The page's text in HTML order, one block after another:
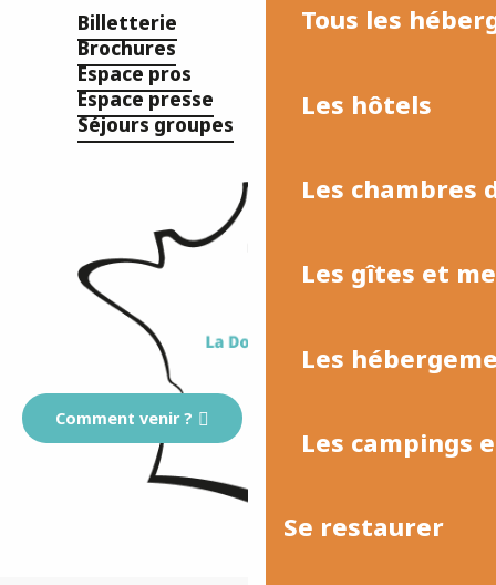
Tous les
Les hôtels
Les chambres
Les gîtes et
Les
Les campings
Se restaurer
Billetterie
Brochures
Espace pros
Espace presse
Séjours groupes
Comment venir ?